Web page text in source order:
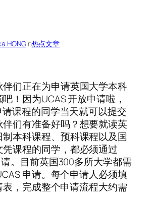
HONGin热点文章
们正在为申请英国大学本科
！因为UCAS 开放申请啦，
请课程的同学当天就可以提交
伴们有准备好吗？想要就读英
本科课程、预科课程以及国
课程的同学，都必须通过
。目前英国300多所大学都需
申请。每个申请人必须填
表，完成整个申请流程大约需